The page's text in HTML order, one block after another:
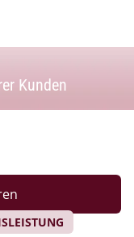
Kunden